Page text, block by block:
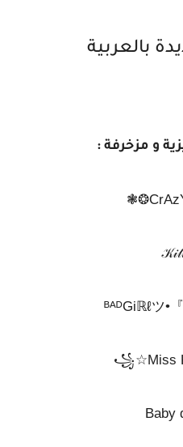
بالعربية
و مزخرفة :
꧁☆Miss
Baby